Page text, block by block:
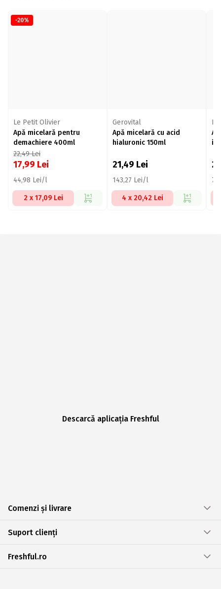
-20%
Le Petit Olivier
Apă micelară pentru
demachiere 400ml
22,49Lei
17,99 Lei
44,98 Lei/l
2 x 17,09 Lei
Gerovital
Apă micelară cu acid
hialuronic 150ml
21,49 Lei
143,27 Lei/l
4 x 20,42 Lei
Descarcă aplicația Freshful
Comenzi și livrare
Suport clienți
Freshful.ro